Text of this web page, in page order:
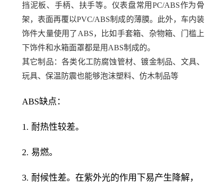
挡泥板、手柄、扶手等。仪表盘常用PC/ABS作为骨
架，表面再覆以PVC/ABS制成的薄膜。此外，车内装
饰件大量使用了ABS，比如手套箱、杂物箱、门槛上
下饰件和水箱面罩都是用ABS制成的。
其它制品：各类化工防腐蚀管材、镀金制品、文具、
玩具、保温防震也能够泡沫塑料、仿木制品等
ABS缺点：
1. 耐热性较差。
2. 易燃。
3. 耐候性差。在紫外光的作用下易产生降解，